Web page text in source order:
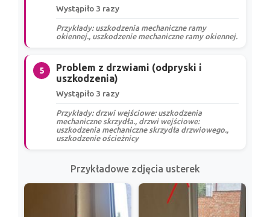
Wystąpiło 3 razy
Przykłady: uszkodzenia mechaniczne ramy
okiennej., uszkodzenie mechaniczne ramy okiennej.
5
Problem z drzwiami (odpryski i
uszkodzenia)
Wystąpiło 3 razy
Przykłady: drzwi wejściowe: uszkodzenia
mechaniczne skrzydła., drzwi wejściowe:
uszkodzenia mechaniczne skrzydła drzwiowego.,
uszkodzenie ościeżnicy
Przykładowe zdjęcia usterek